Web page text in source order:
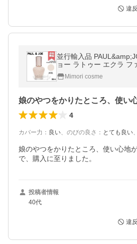
違
並行輸入品
ョー ラトゥー エクラ フ
イマー N #01 SPF20/
料】Mimori cosme
4
カバー力 ： 良い、 のびの良さ ： とても良い、
娘のやつをかりたところ、使い心地
で、購入に至りました。
投稿者情報
40代
違